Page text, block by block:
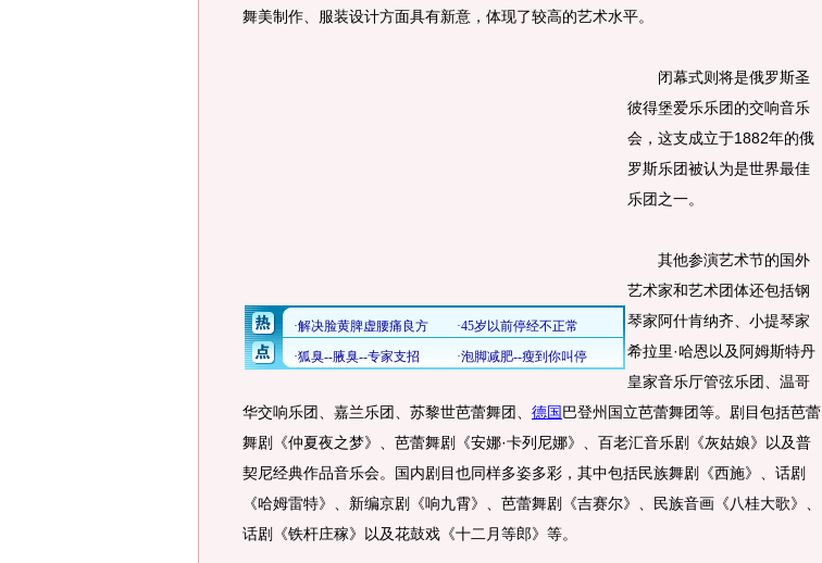
舞美制作、服装设计方面具有新意，体现了较高的艺术水平。
闭幕式则将是俄罗斯圣
彼得堡爱乐乐团的交响音乐
会，这支成立于1882年的俄
罗斯乐团被认为是世界最佳
乐团之一。
其他参演艺术节的国外
艺术家和艺术团体还包括钢
琴家阿什肯纳齐、小提琴家
希拉里·哈恩以及阿姆斯特丹
皇家音乐厅管弦乐团、温哥
华交响乐团、嘉兰乐团、苏黎世芭蕾舞团、 德国巴登州国立芭蕾舞团等。剧目包括芭蕾
舞剧《仲夏夜之梦》、芭蕾舞剧《安娜·卡列尼娜》、百老汇音乐剧《灰姑娘》以及普
契尼经典作品音乐会。国内剧目也同样多姿多彩，其中包括民族舞剧《西施》、话剧
《哈姆雷特》、新编京剧《响九霄》、芭蕾舞剧《吉赛尔》、民族音画《八桂大歌》、
话剧《铁杆庄稼》以及花鼓戏《十二月等郎》等。